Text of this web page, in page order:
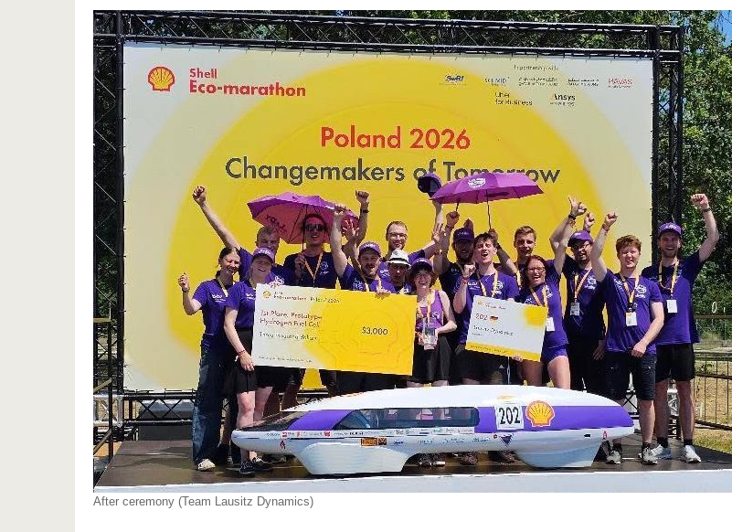
After ceremony (Team Lausitz Dynamics)